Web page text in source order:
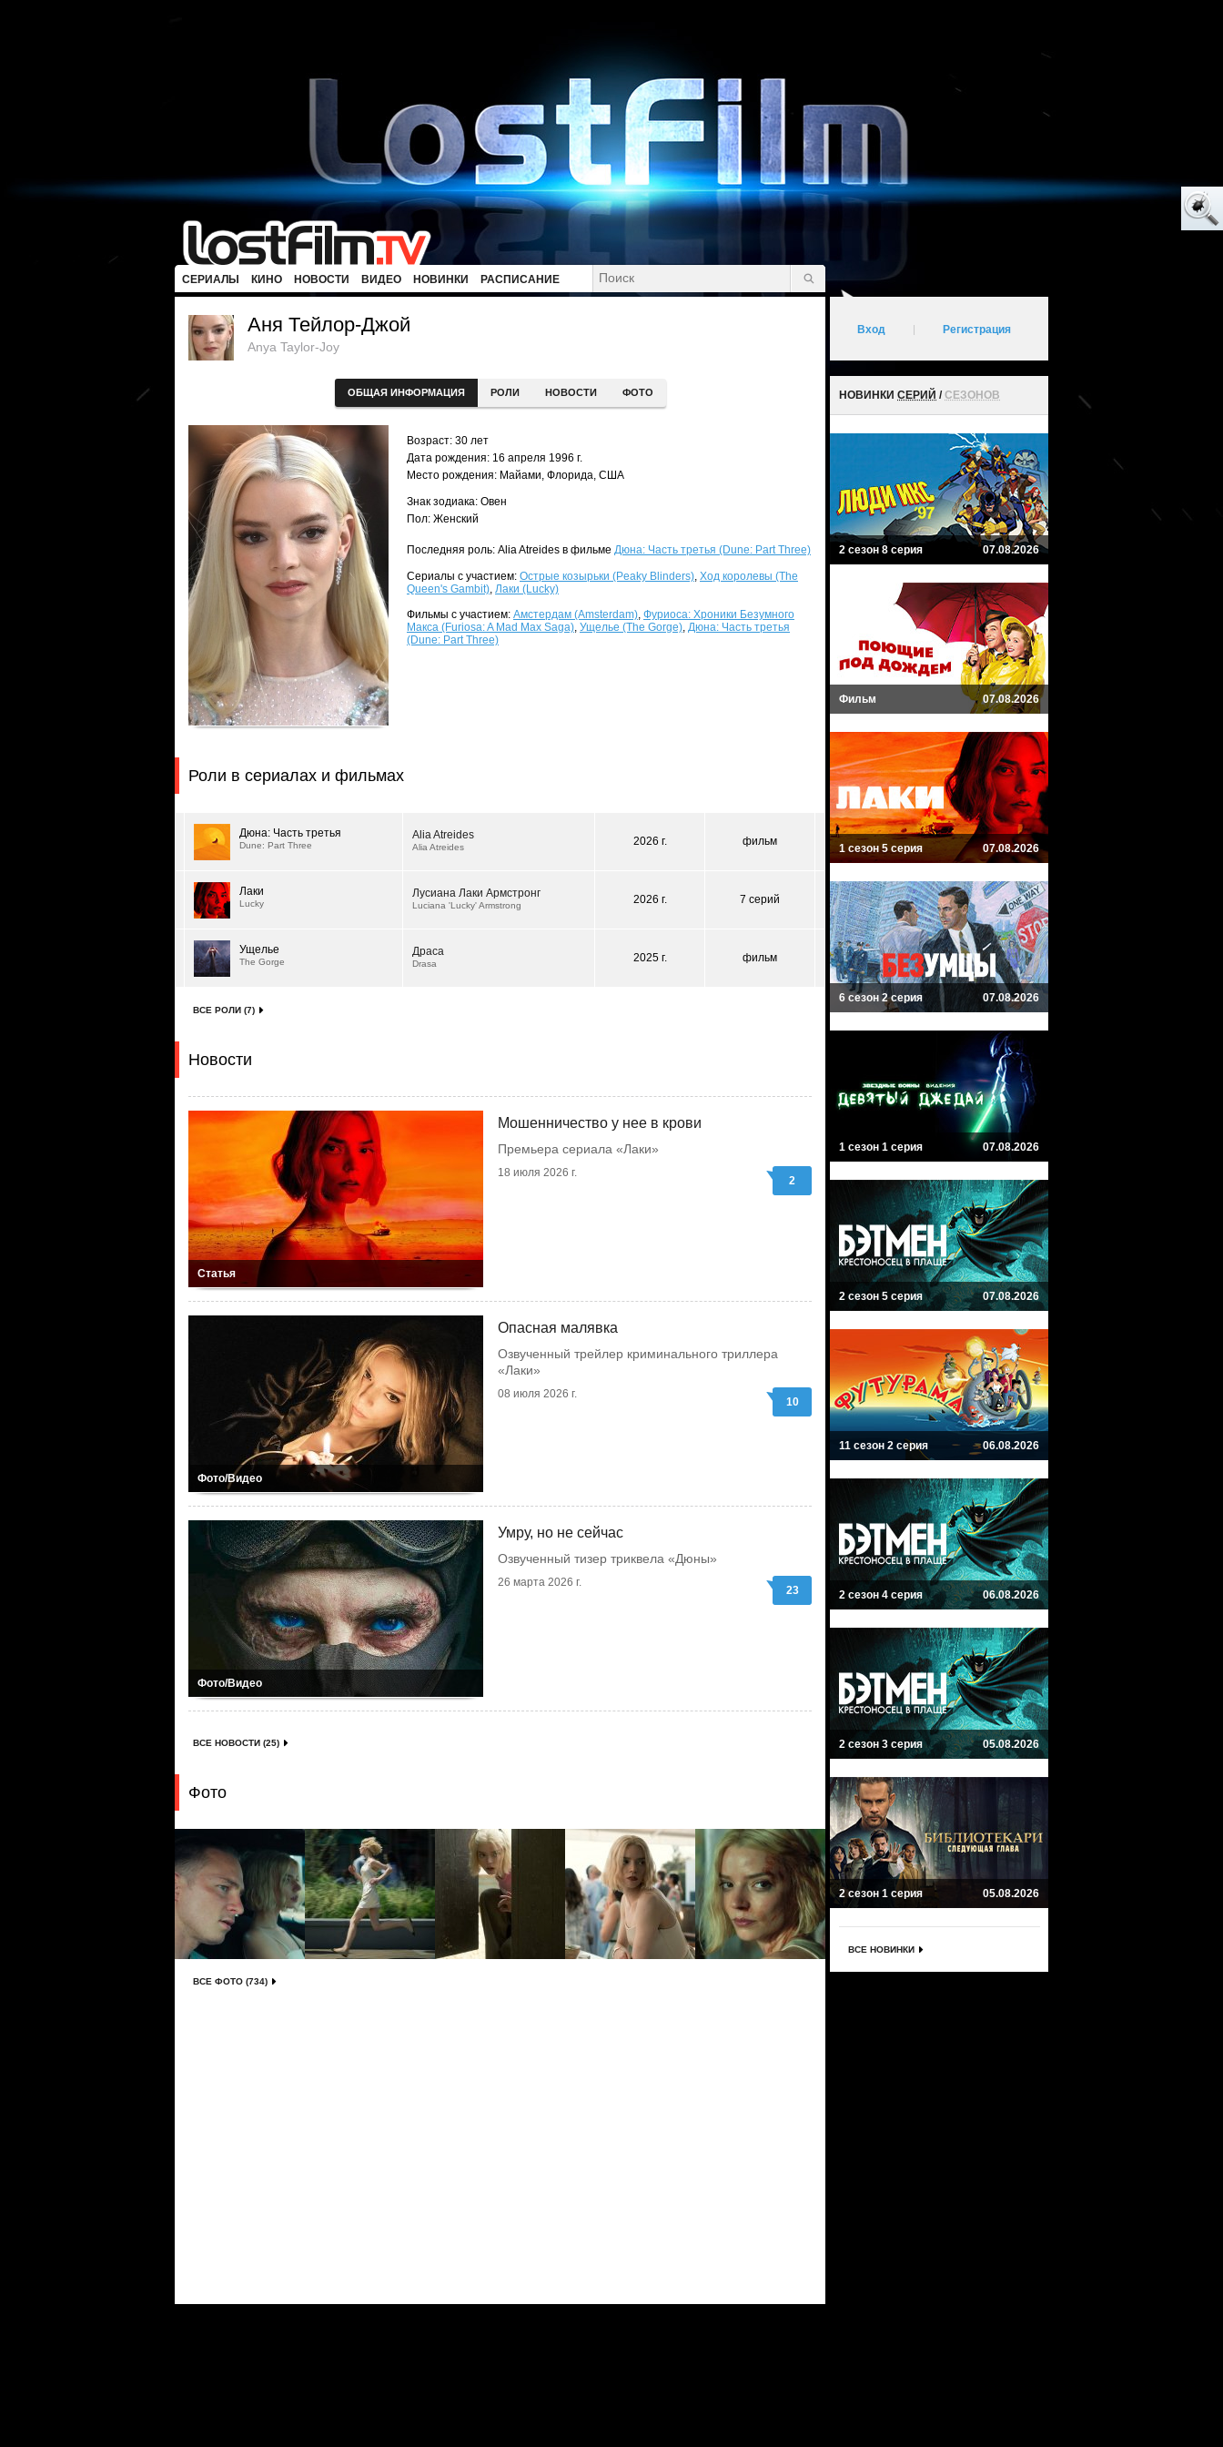
СЕРИАЛЫ КИНО НОВОСТИ ВИДЕО НОВИНКИ РАСПИСАНИЕ
Аня Тейлор-Джой
Anya Taylor-Joy
ОБЩАЯ ИНФОРМАЦИЯ РОЛИ НОВОСТИ ФОТО
Возраст: 30 лет
Дата рождения: 16 апреля 1996 г.
Место рождения: Майами, Флорида, США
Знак зодиака: Овен
Пол: Женский
Последняя роль: Alia Atreides в фильме Дюна: Часть третья (Dune: Part Three)
Сериалы с участием: Острые козырьки (Peaky Blinders), Ход королевы (The
Queen's Gambit), Лаки (Lucky)
Фильмы с участием: Амстердам (Amsterdam), Фуриоса: Хроники Безумного
Макса (Furiosa: A Mad Max Saga), Ущелье (The Gorge), Дюна: Часть третья
(Dune: Part Three)
Роли в сериалах и фильмах
Дюна: Часть третья
Dune: Part Three
Alia Atreides
Alia Atreides 2026 г. фильм
Лаки
Lucky
Лусиана Лаки Армстронг
Luciana 'Lucky' Armstrong 2026 г. 7 серий
Ущелье
The Gorge
Драса
Drasa 2025 г. фильм
ВСЕ РОЛИ (7)
Новости
Статья
Мошенничество у нее в крови
Премьера сериала «Лаки»
18 июля 2026 г.
2
Фото/Видео
Опасная малявка
Озвученный трейлер криминального триллера
«Лаки»
08 июля 2026 г.
10
Фото/Видео
Умру, но не сейчас
Озвученный тизер триквела «Дюны»
26 марта 2026 г.
23
ВСЕ НОВОСТИ (25)
Фото
ВСЕ ФОТО (734)
Вход Регистрация
НОВИНКИ СЕРИЙ /СЕЗОНОВ
2 сезон 8 серия 07.08.2026
Фильм 07.08.2026
1 сезон 5 серия 07.08.2026
6 сезон 2 серия 07.08.2026
1 сезон 1 серия 07.08.2026
2 сезон 5 серия 07.08.2026
11 сезон 2 серия 06.08.2026
2 сезон 4 серия 06.08.2026
2 сезон 3 серия 05.08.2026
2 сезон 1 серия 05.08.2026
ВСЕ НОВИНКИ